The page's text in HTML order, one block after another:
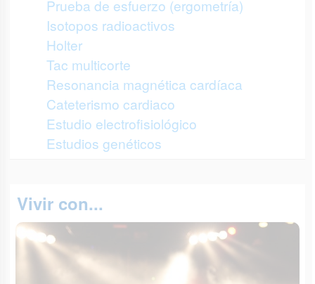
Prueba de esfuerzo (ergometría)
Isotopos radioactivos
Holter
Tac multicorte
Resonancia magnética cardíaca
Cateterismo cardiaco
Estudio electrofisiológico
Estudios genéticos
Vivir con...